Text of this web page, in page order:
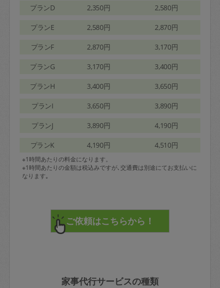
プランD 2,350円 2,580円
プランE 2,580円 2,870円
プランF 2,870円 3,170円
プランG 3,170円 3,400円
プランH 3,400円 3,650円
プランI 3,650円 3,890円
プランJ 3,890円 4,190円
プランK 4,190円 4,510円
※1時間あたりの料金になります。
※1時間あたりの金額は税込みですが､交通費は別途にてお支払いに
なります｡
家事代行サービスの種類